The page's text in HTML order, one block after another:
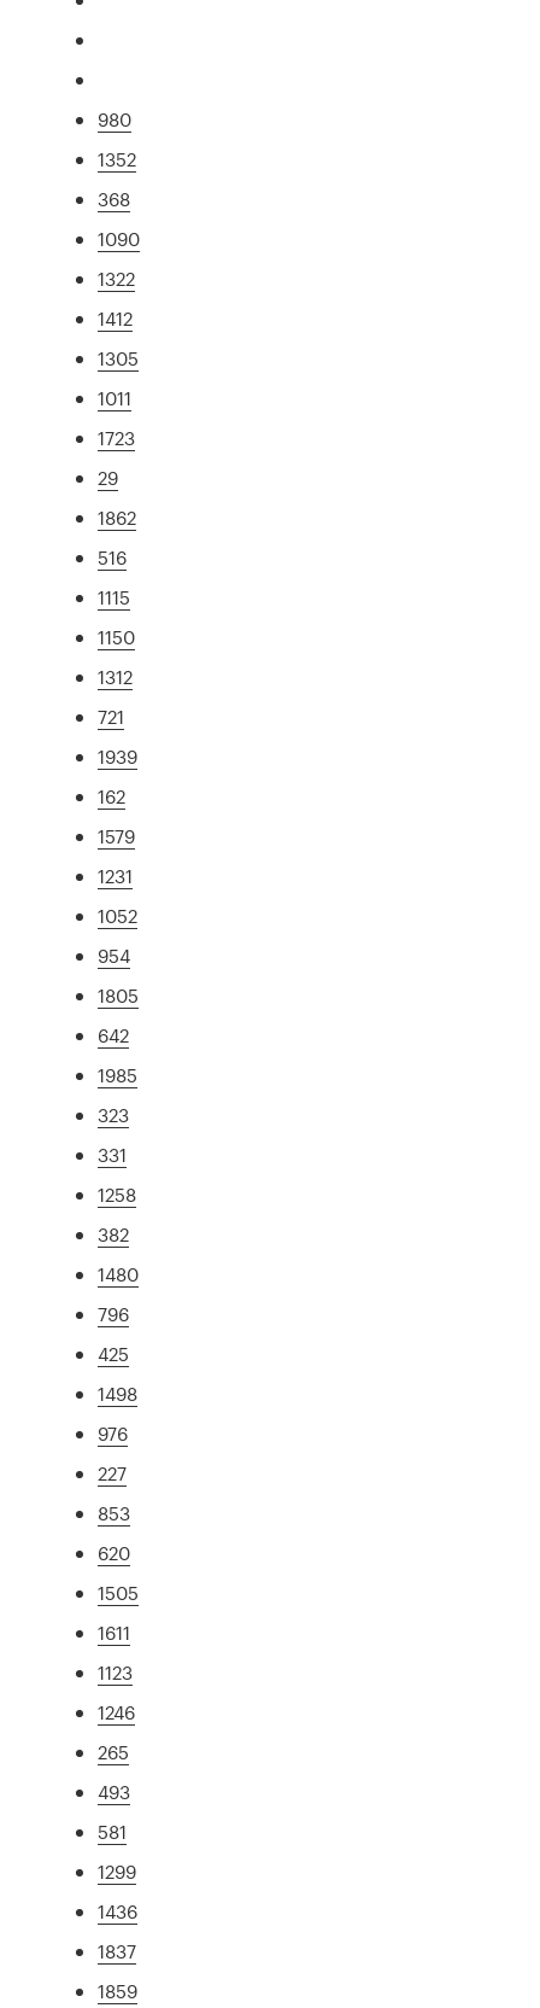
980
1352
368
1090
1322
1412
1305
1011
1723
29
1862
516
1115
1150
1312
721
1939
162
1579
1231
1052
954
1805
642
1985
323
331
1258
382
1480
796
425
1498
976
227
853
620
1505
1611
1123
1246
265
493
581
1299
1436
1837
1859